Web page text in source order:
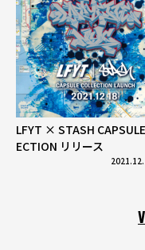
LFYT × STASH
ECTION リリース